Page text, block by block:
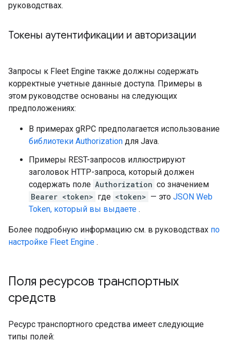
руководствах.
Токены аутентификации и авторизации
Запросы к Fleet Engine также должны содержать
корректные учетные данные доступа. Примеры в
этом руководстве основаны на следующих
предположениях:
В примерах gRPC предполагается использование
библиотеки Authorization для Java.
Примеры REST-запросов иллюстрируют
заголовок HTTP-запроса, который должен
содержать поле Authorization со значением
Bearer <token> где <token> — это JSON Web
Token, который вы выдаете .
Более подробную информацию см. в руководствах по
настройке Fleet Engine .
Поля ресурсов транспортных
средств
Ресурс транспортного средства имеет следующие
типы полей: